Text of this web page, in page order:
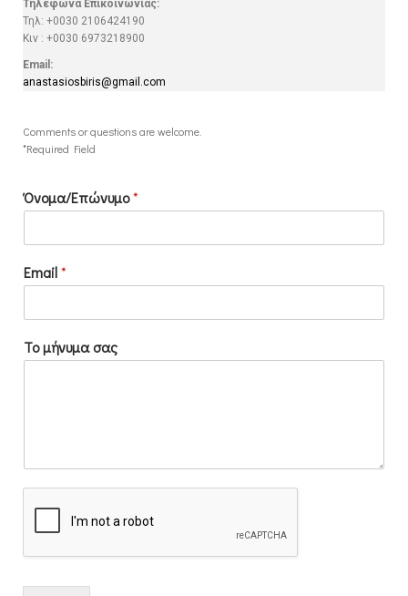
Τηλέφωνα Επικοινωνίας:
Τηλ: +0030 2106424190
Κιν : +0030 6973218900
Email:
anastasiosbiris@gmail.com
Comments or questions are welcome.
*Required Field
Όνομα/Επώνυμο*
Email*
Το μήνυμα σας